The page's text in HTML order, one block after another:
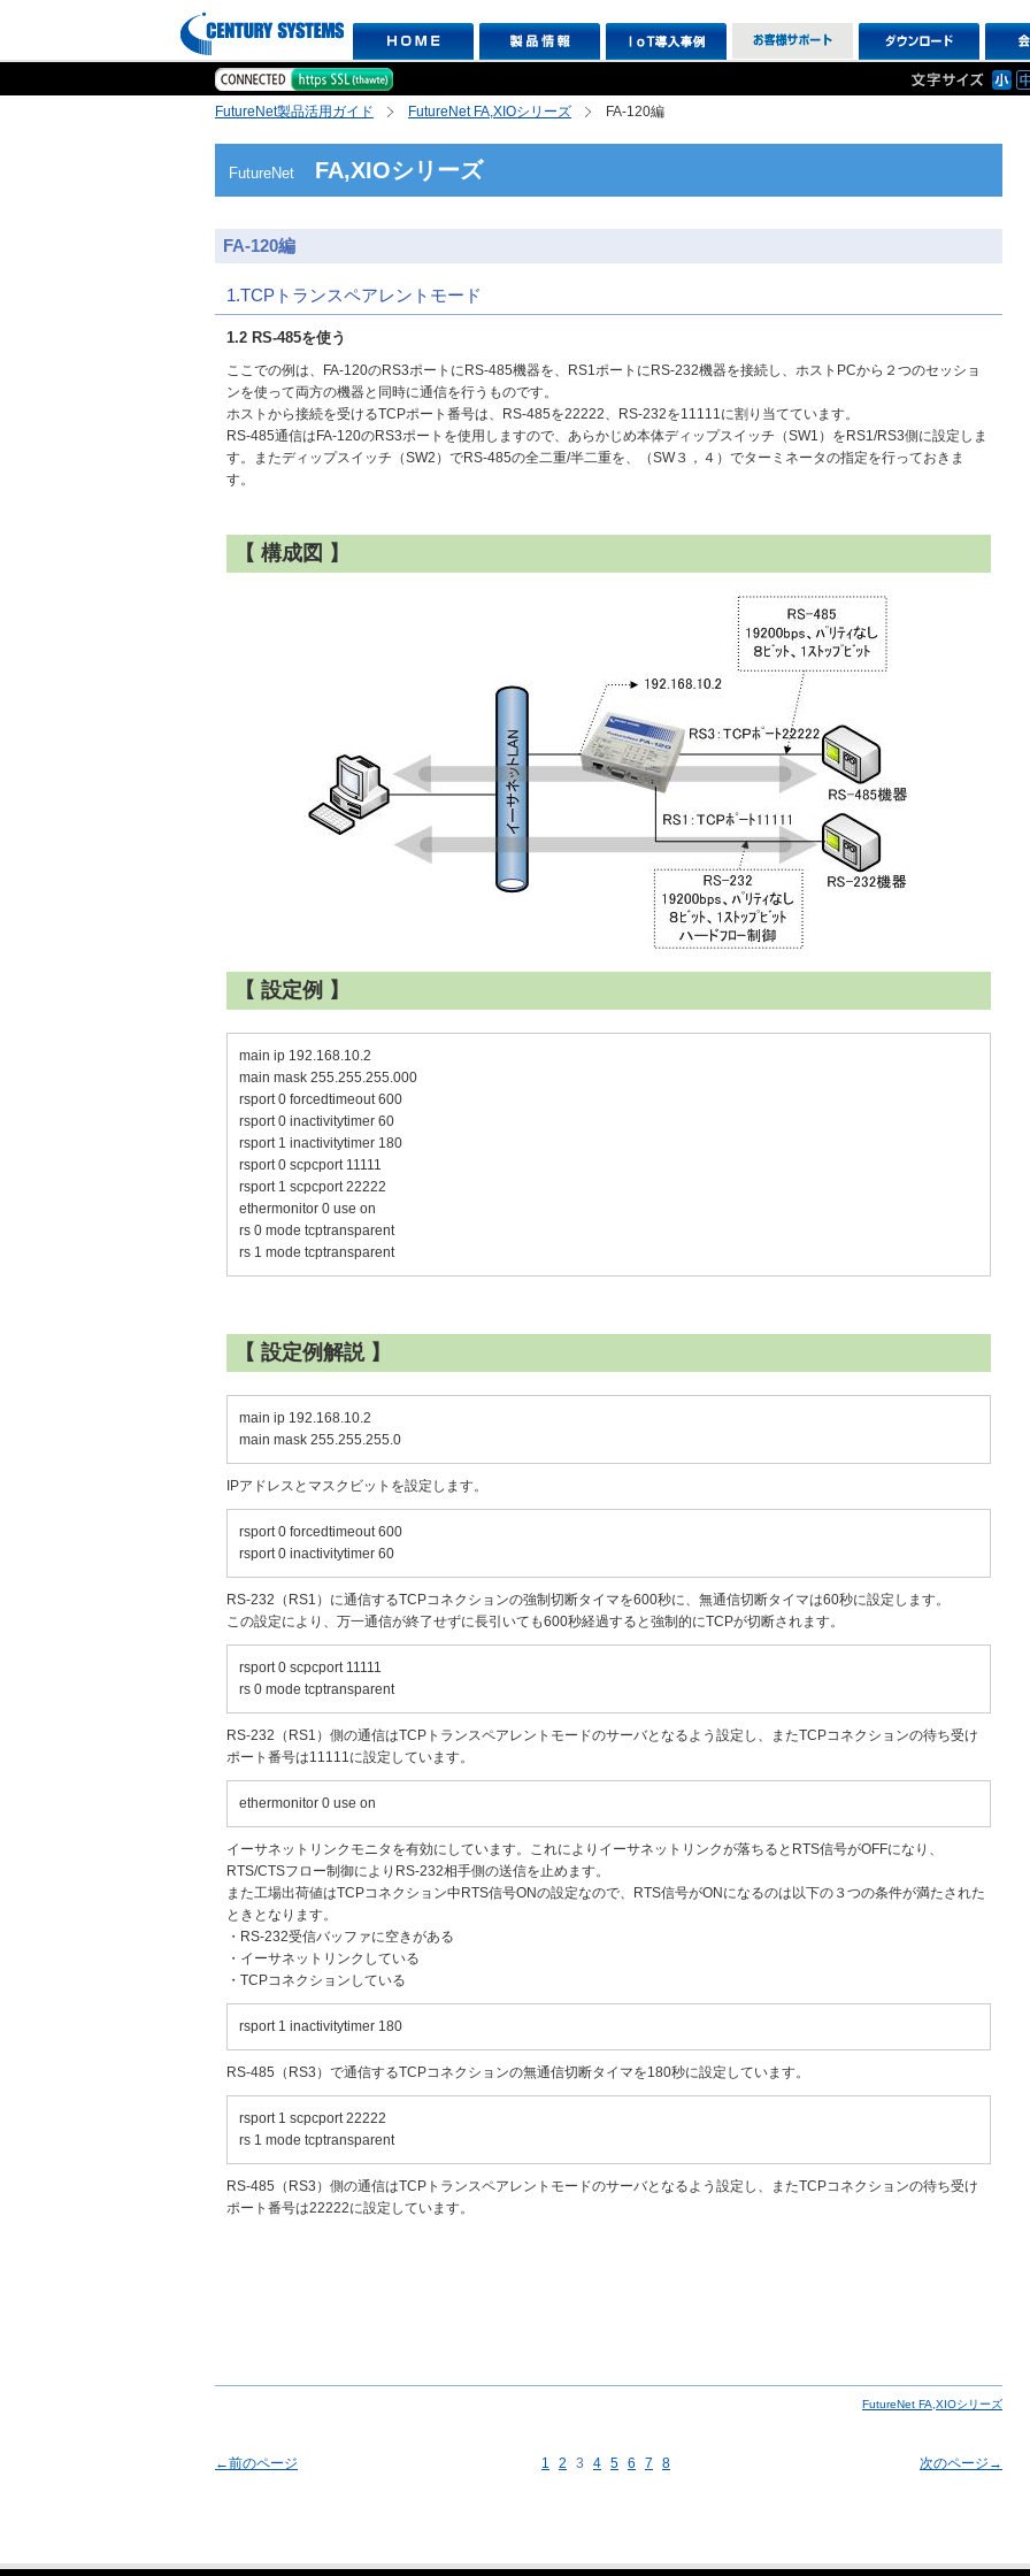
FutureNet製品活用ガイド FutureNet FA,XIOシリーズ FA-120編
FutureNet FA,XIOシリーズ
FA-120編
1.TCPトランスペアレントモード
1.2 RS-485を使う
ここでの例は、FA-120のRS3ポートにRS-485機器を、RS1ポートにRS-232機器を接続し、ホストPCから２つのセッショ
ンを使って両方の機器と同時に通信を行うものです。
ホストから接続を受けるTCPポート番号は、RS-485を22222、RS-232を11111に割り当てています。
RS-485通信はFA-120のRS3ポートを使用しますので、あらかじめ本体ディップスイッチ（SW1）をRS1/RS3側に設定しま
す。またディップスイッチ（SW2）でRS-485の全二重/半二重を、（SW３，４）でターミネータの指定を行っておきま
す。
【 構成図 】
【 設定例 】
main ip 192.168.10.2
main mask 255.255.255.000
rsport 0 forcedtimeout 600
rsport 0 inactivitytimer 60
rsport 1 inactivitytimer 180
rsport 0 scpcport 11111
rsport 1 scpcport 22222
ethermonitor 0 use on
rs 0 mode tcptransparent
rs 1 mode tcptransparent
【 設定例解説 】
main ip 192.168.10.2
main mask 255.255.255.0
IPアドレスとマスクビットを設定します。
rsport 0 forcedtimeout 600
rsport 0 inactivitytimer 60
RS-232（RS1）に通信するTCPコネクションの強制切断タイマを600秒に、無通信切断タイマは60秒に設定します。
この設定により、万一通信が終了せずに長引いても600秒経過すると強制的にTCPが切断されます。
rsport 0 scpcport 11111
rs 0 mode tcptransparent
RS-232（RS1）側の通信はTCPトランスペアレントモードのサーバとなるよう設定し、またTCPコネクションの待ち受け
ポート番号は11111に設定しています。
ethermonitor 0 use on
イーサネットリンクモニタを有効にしています。これによりイーサネットリンクが落ちるとRTS信号がOFFになり、
RTS/CTSフロー制御によりRS-232相手側の送信を止めます。
また工場出荷値はTCPコネクション中RTS信号ONの設定なので、RTS信号がONになるのは以下の３つの条件が満たされた
ときとなります。
・RS-232受信バッファに空きがある
・イーサネットリンクしている
・TCPコネクションしている
rsport 1 inactivitytimer 180
RS-485（RS3）で通信するTCPコネクションの無通信切断タイマを180秒に設定しています。
rsport 1 scpcport 22222
rs 1 mode tcptransparent
RS-485（RS3）側の通信はTCPトランスペアレントモードのサーバとなるよう設定し、またTCPコネクションの待ち受け
ポート番号は22222に設定しています。
FutureNet FA,XIOシリーズ
←前のページ 1 2 3 4 5 6 7 8 次のページ→